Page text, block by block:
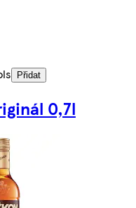
Přidat
0,7l